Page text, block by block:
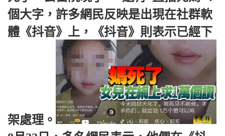
個大字，許多網民反映是出現在社群軟
體《抖音》上，《抖音》則表示已經下
架處理。